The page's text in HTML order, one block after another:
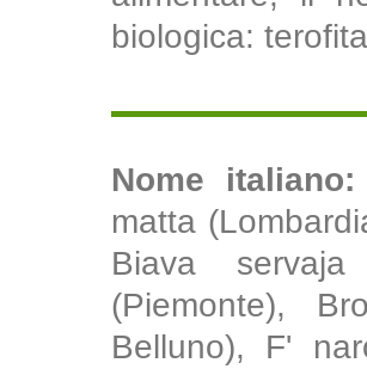
biologica:
Nome italiano:
matta
Biava
(Piemonte),
Belluno), F'